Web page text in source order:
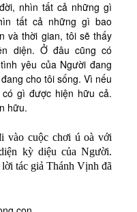
nhìn tất cả những gì
tất cả những gì bao
và thời gian, tôi sẽ thấy
diện. Ở đâu cũng có
yêu của Người đang
cho tôi sống. Vì nếu
gì được hiện hữu cả.
hữu.
vào cuộc chơi ú oà với
kỳ diệu của Người.
tác giả Thánh Vịnh đã